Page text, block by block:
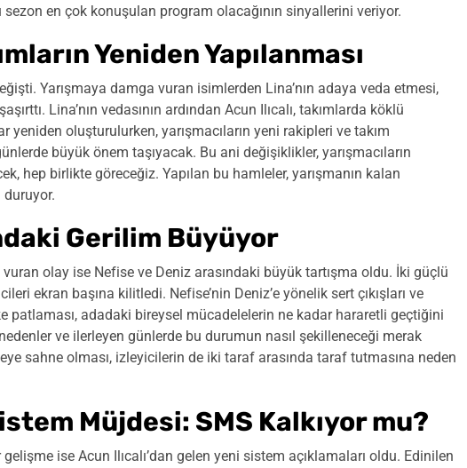
sezon en çok konuşulan program olacağının sinyallerini veriyor.
Yeniden Yapılanması
Yarışmaya damga vuran isimlerden Lina’nın adaya veda etmesi,
Lina’nın vedasının ardından Acun Ilıcalı, takımlarda köklü
yeniden oluşturulurken, yarışmacıların yeni rakipleri ve takım
büyük önem taşıyacak. Bu ani değişiklikler, yarışmacıların
hep birlikte göreceğiz. Yapılan bu hamleler, yarışmanın kalan
Gerilim Büyüyor
vuran olay ise Nefise ve Deniz arasındaki büyük tartışma oldu. İki güçlü
ekran başına kilitledi. Nefise’nin Deniz’e yönelik sert çıkışları ve
patlaması, adadaki bireysel mücadelelerin ne kadar hararetli geçtiğini
ve ilerleyen günlerde bu durumun nasıl şekilleneceği merak
sahne olması, izleyicilerin de iki taraf arasında taraf tutmasına neden
Müjdesi: SMS Kalkıyor mu?
ise Acun Ilıcalı’dan gelen yeni sistem açıklamaları oldu. Edinilen